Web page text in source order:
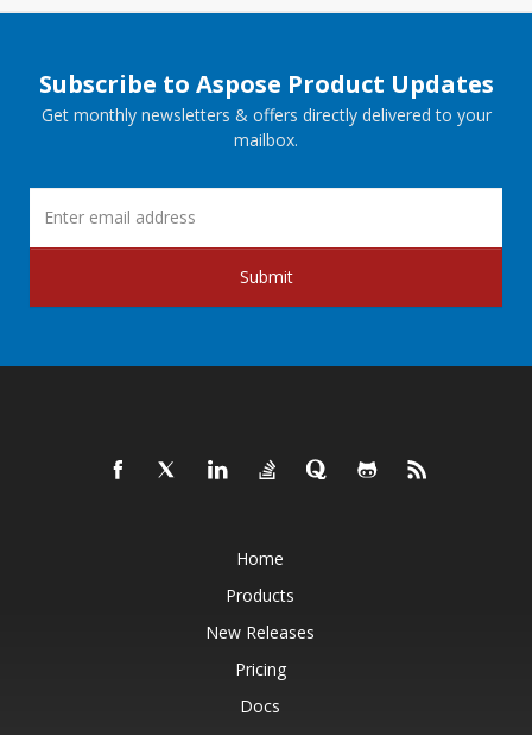
Subscribe to Aspose Product Updates
Get monthly newsletters & offers directly delivered to your
mailbox.
Submit
Home
Products
New Releases
Pricing
Docs